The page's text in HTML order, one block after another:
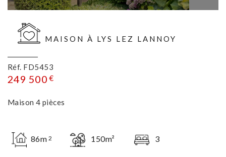
MAISON À LYS LEZ LANNOY
Réf. FD5453
249 500 €
Maison 4 pièces
86m 2 150m² 3